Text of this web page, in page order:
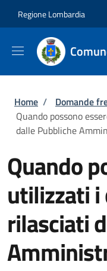
Regione Lombardia
Briciole di
Home / Domande
Quando possono
dalle Pubbliche
Quando
utilizzati
rilasciati